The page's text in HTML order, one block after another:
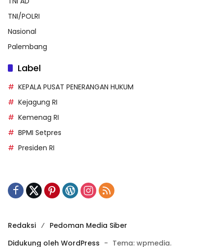
TNI/POLRI
Nasional
Palembang
Label
KEPALA PUSAT PENERANGAN HUKUM
Kejagung RI
Kemenag RI
BPMI Setpres
Presiden RI
Redaksi
Pedoman Media Siber
Didukung oleh WordPress - Tema: wpmedia.